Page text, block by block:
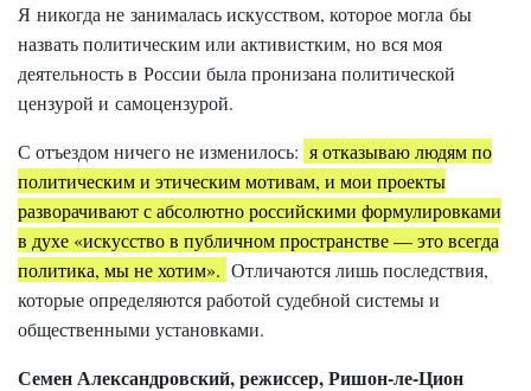
Я никогда не занималась искусством, которое могла бы
назвать политическим или активистким, но вся моя
деятельность в России была пронизана политической
цензурой и самоцензурой.
С отъездом ничего не изменилось: я отказываю людям по
политическим и этическим мотивам, и мои проекты
разворачивают с абсолютно российскими формулировками
в духе «искусство в публичном пространстве — это всегда
политика, мы не хотим». Отличаются лишь последствия,
которые определяются работой судебной системы и
общественными установками.
Семен Александровский, режиссер, Ришон-ле-Цион